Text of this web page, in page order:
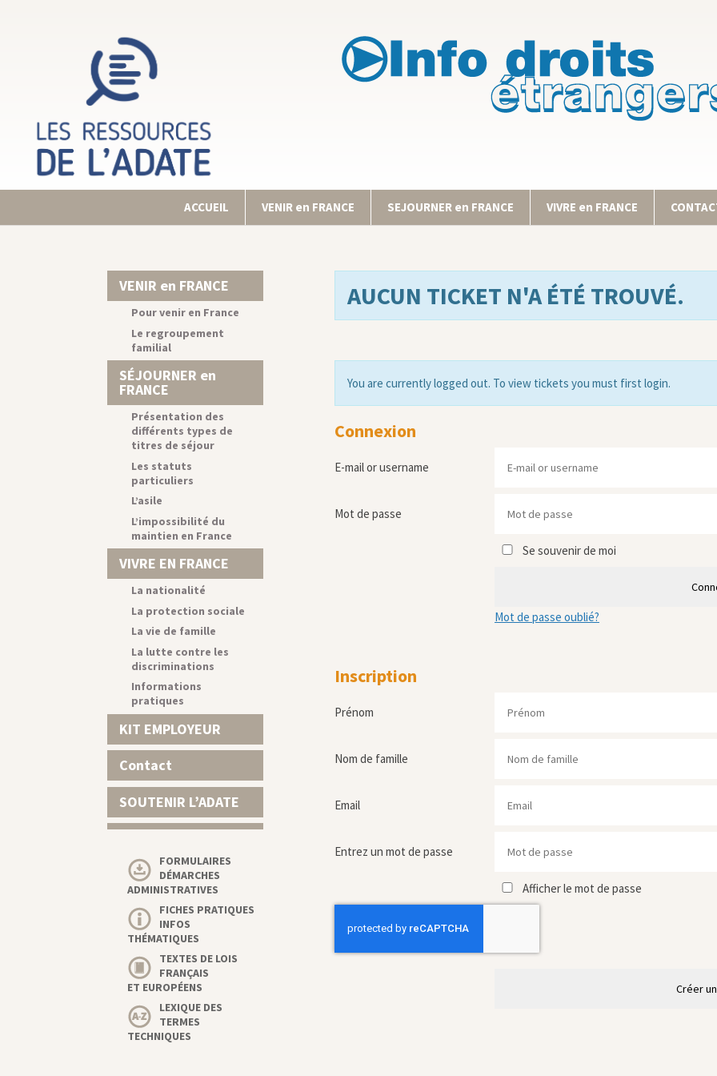
ACCUEIL VENIR en FRANCE SEJOURNER en FRANCE VIVRE en FRANCE
AUCUN TICKET N'A ÉTÉ TROUVÉ.
You are currently logged out. To view tickets you must first login.
Connexion
E-mail or username
Mot de passe
Se souvenir de moi
Mot de passe oublié?
Inscription
Prénom
Nom de famille
Email
Entrez un mot de passe
Afficher le mot de passe
Créer
VENIR en FRANCE
Pour venir en France
Le regroupement
familial
SÉJOURNER en
FRANCE
Présentation des
différents types de
titres de séjour
Les statuts
particuliers
L’asile
L’impossibilité du
maintien en France
VIVRE EN FRANCE
La nationalité
La protection sociale
La vie de famille
La lutte contre les
discriminations
Informations
pratiques
KIT EMPLOYEUR
Contact
SOUTENIR L’ADATE
FORMULAIRES
DÉMARCHES
ADMINISTRATIVES
FICHES PRATIQUES
INFOS
THÉMATIQUES
TEXTES DE LOIS
FRANÇAIS
ET EUROPÉENS
LEXIQUE DES
TERMES
TECHNIQUES